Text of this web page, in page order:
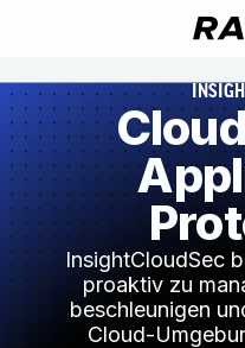
InsightCloudSec
proaktiv zu
beschleunigen
Cloud-